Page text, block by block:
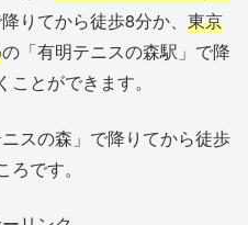
りてから徒歩8分か、 東京
の「有明テニスの森駅」で降
とができます。
スの森」で降りてから徒歩
です。